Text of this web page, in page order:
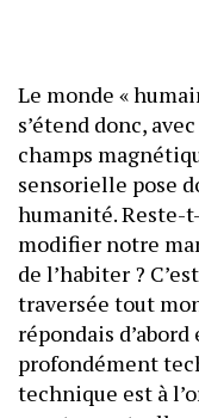
Le monde «
s’étend donc,
champs
sensorielle pose
humanité. Reste-
modifier notre
de l’habiter ?
traversée tout
répondais
profondément
technique est à